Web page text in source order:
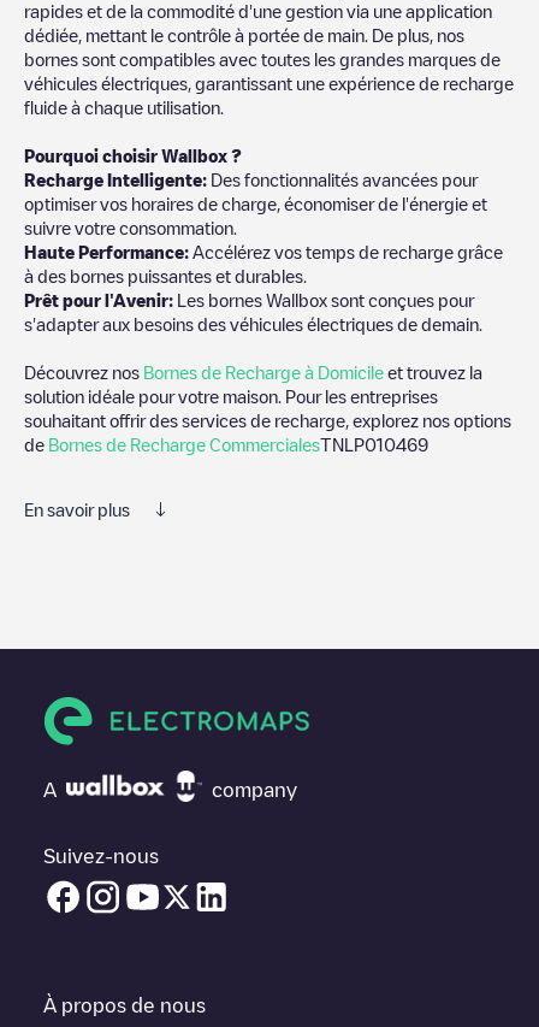
rapides et de la commodité d'une gestion via une application
dédiée, mettant le contrôle à portée de main. De plus, nos
bornes sont compatibles avec toutes les grandes marques de
véhicules électriques, garantissant une expérience de recharge
fluide à chaque utilisation.
Pourquoi choisir Wallbox ?
Recharge Intelligente: Des fonctionnalités avancées pour
optimiser vos horaires de charge, économiser de l'énergie et
suivre votre consommation.
Haute Performance: Accélérez vos temps de recharge grâce
à des bornes puissantes et durables.
Prêt pour l'Avenir: Les bornes Wallbox sont conçues pour
s'adapter aux besoins des véhicules électriques de demain.
Découvrez nos Bornes de Recharge à Domicile et trouvez la
solution idéale pour votre maison. Pour les entreprises
souhaitant offrir des services de recharge, explorez nos options
de Bornes de Recharge CommercialesTNLP010469
En savoir plus
électrique la prochaine fois.
besoin, vérifiez en bas de la page le point de charge le plus
proche de chez vous sous "points de charge les plus proches"
électriques à proximité, ainsi que leur emplacement dans un
parking, en surface et leur distance en KM.
TNLP010469 est disponible, ainsi que l'itinéraire pour s'y rendre,
le prix de la recharge de cette borne et les instructions
A company
Suivez-nous
À propos de nous